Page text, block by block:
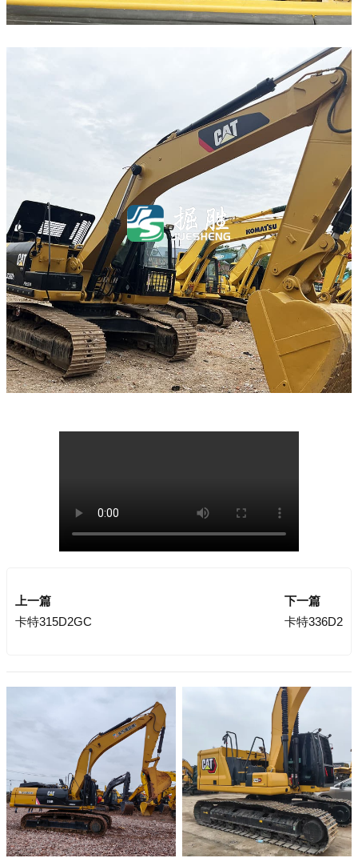
上一篇
卡特315D2GC
下一篇
卡特336D2